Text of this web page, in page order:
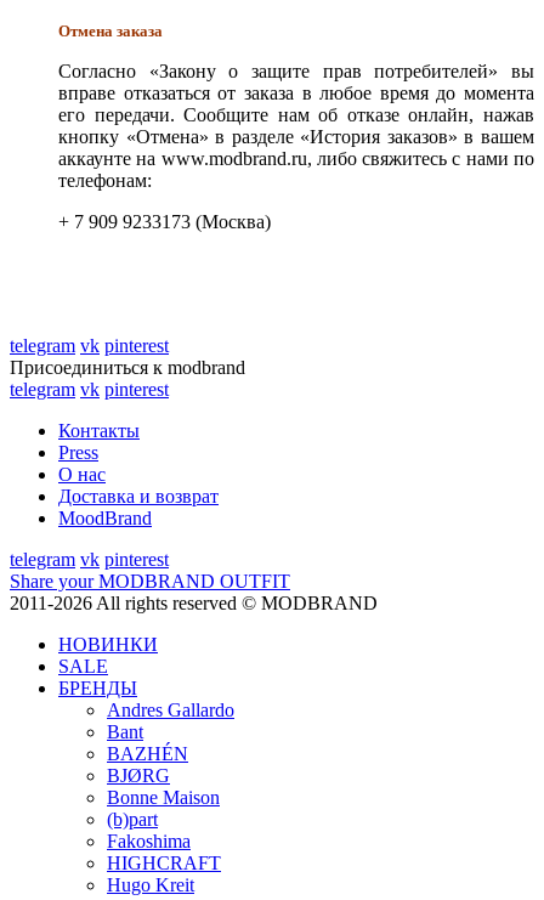
Отмена заказа
Согласно «Закону о защите прав потребителей» вы
вправе отказаться от заказа в любое время до момента
его передачи. Сообщите нам об отказе онлайн, нажав
кнопку «Отмена» в разделе «История заказов» в вашем
аккаунте на www.modbrand.ru, либо свяжитесь с нами по
телефонам:
+ 7 909 9233173 (Москва)
telegram vk pinterest
Присоединиться к modbrand
telegram vk pinterest
Контакты
Press
О нас
Доставка и возврат
MoodBrand
telegram vk pinterest
Share your MODBRAND OUTFIT
2011-2026 All rights reserved © MODBRAND
НОВИНКИ
SALE
БРЕНДЫ
Andres Gallardo
Bant
BAZHÉN
BJØRG
Bonne Maison
(b)part
Fakoshima
HIGHCRAFT
Hugo Kreit